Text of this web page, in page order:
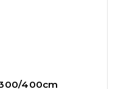
400cm